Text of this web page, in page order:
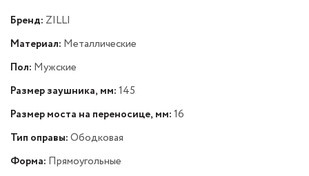
Бренд: ZILLI
Материал: Металлические
Пол: Мужские
Размер заушника, мм:145
Размер моста на переносице, мм:16
Тип оправы:Ободковая
Форма: Прямоугольные